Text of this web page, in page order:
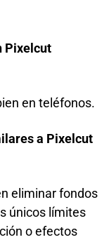
Pixelcut
en teléfonos.
a Pixelcut
eliminar fondos
únicos límites
o efectos